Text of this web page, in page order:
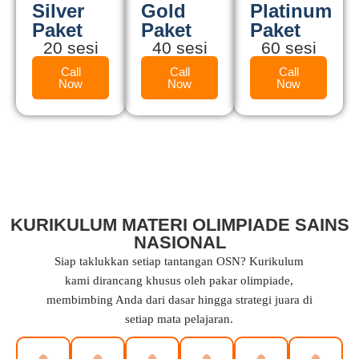
Silver
Paket
20 sesi
Call
Now
Gold
Paket
40 sesi
Call
Now
Platinum
Paket
60 sesi
Call
Now
KURIKULUM MATERI OLIMPIADE SAINS
NASIONAL
Siap taklukkan setiap tantangan OSN? Kurikulum
kami dirancang khusus oleh pakar olimpiade,
membimbing Anda dari dasar hingga strategi juara di
setiap mata pelajaran.